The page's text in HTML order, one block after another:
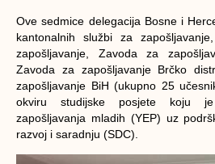
Ove sedmice delegacija Bosne i
kantonalnih službi za
zapošljavanje, Zavoda za
Zavoda za zapošljavanje Brčko
zapošljavanje BiH (ukupno 25
okviru studijske posjete koju je
zapošljavanja mladih (YEP) uz
razvoj i saradnju (SDC).